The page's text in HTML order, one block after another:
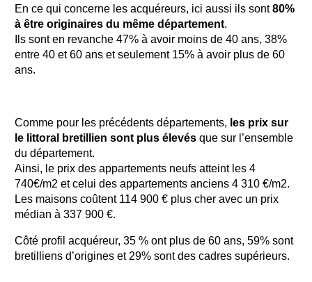
En ce qui concerne les acquéreurs, ici aussi ils sont80%
à être originaires du même département.
Ils sont en revanche 47% à avoir moins de 40 ans, 38%
entre 40 et 60 ans et seulement 15% à avoir plus de 60
ans.
Comme pour les précédents départements, les prix sur
le littoral bretillien sont plus élevés que sur l’ensemble
du département.
Ainsi, le prix des appartements neufs atteint les 4
740€/m2 et celui des appartements anciens 4 310 €/m2.
Les maisons coûtent 114 900 € plus cher avec un prix
médian à 337 900 €.
Côté profil acquéreur, 35 % ont plus de 60 ans, 59% sont
bretilliens d’origines et 29% sont des cadres supérieurs.